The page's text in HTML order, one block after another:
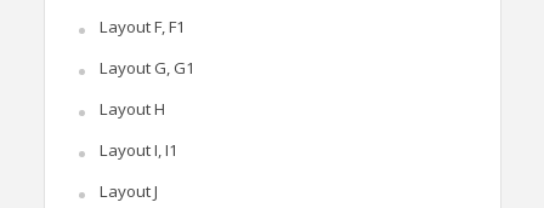
Layout F, F1
Layout G, G1
Layout H
Layout I, I1
Layout J